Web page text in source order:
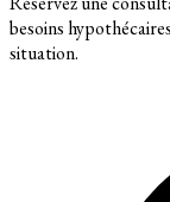
besoins
situation.